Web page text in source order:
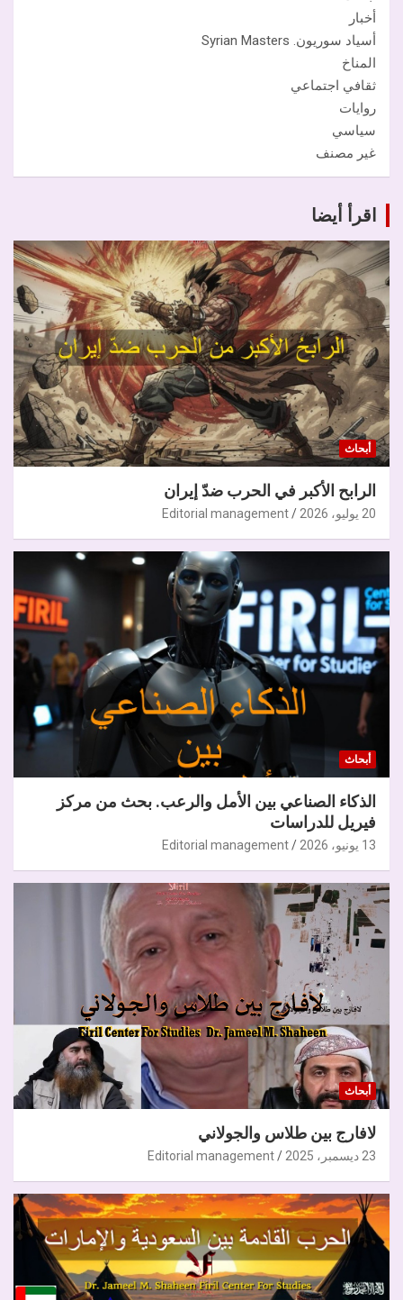
أخبار
أسياد سوريون. Syrian Masters
المناخ
ثقافي اجتماعي
روايات
سياسي
غير مصنف
اقرأ أيضا
أبحاث
الرابح الأكبر في الحرب ضدّ إيران
20 يوليو، 2026 Editorial management
أبحاث
الذكاء الصناعي بين الأمل والرعب. بحث من مركز
فيريل للدراسات
13 يونيو، 2026 Editorial management
أبحاث
لافارج بين طلاس والجولاني
23 ديسمبر، 2025 Editorial management